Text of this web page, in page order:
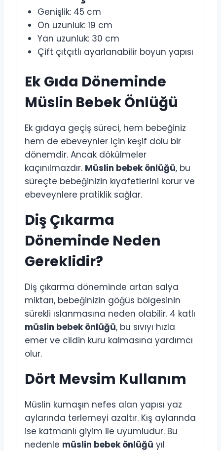
Genişlik: 45 cm
Ön uzunluk: 19 cm
Yan uzunluk: 30 cm
Çift çıtçıtlı ayarlanabilir boyun yapısı
Ek Gıda Döneminde
Müslin Bebek Önlüğü
Ek gıdaya geçiş süreci, hem bebeğiniz
hem de ebeveynler için keşif dolu bir
dönemdir. Ancak dökülmeler
kaçınılmazdır. Müslin bebek önlüğü, bu
süreçte bebeğinizin kıyafetlerini korur ve
ebeveynlere pratiklik sağlar.
Diş Çıkarma
Döneminde Neden
Gereklidir?
Diş çıkarma döneminde artan salya
miktarı, bebeğinizin göğüs bölgesinin
sürekli ıslanmasına neden olabilir. 4 katlı
müslin bebek önlüğü, bu sıvıyı hızla
emer ve cildin kuru kalmasına yardımcı
olur.
Dört Mevsim Kullanım
Müslin kumaşın nefes alan yapısı yaz
aylarında terlemeyi azaltır. Kış aylarında
ise katmanlı giyim ile uyumludur. Bu
nedenle müslin bebek önlüğü yıl